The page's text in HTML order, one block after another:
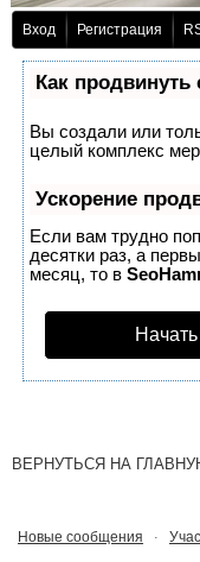
Вход Регистрация
Как продвинуть
Вы создали или
целый комплекс
Ускорение
Если вам трудно
десятки раз, а
месяц, то в
ВЕРНУТЬСЯ НА
Новые сообщения ·